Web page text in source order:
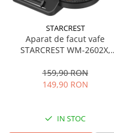
STARCREST
Aparat de facut vafe
STARCREST WM-2602X,
Buton reglare temperatura,
Placi cu invelis ceramic,
159,90 RON
149,90 RON
IN STOC